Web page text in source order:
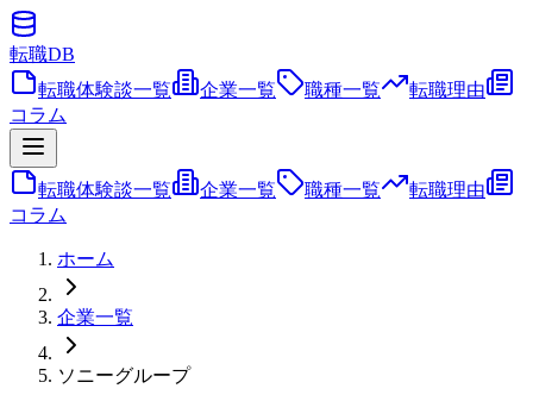
転職DB
転職体験談一覧
企業一覧 職種一覧
転職理由
コラム
転職体験談一覧 企業一覧 職種一覧
転職理由
コラム
ホーム
企業一覧
ソニーグループ